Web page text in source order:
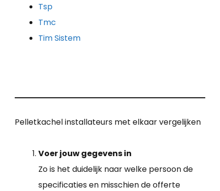
Tsp
Tmc
Tim Sistem
Pelletkachel installateurs met elkaar vergelijken
Voer jouw gegevens in
Zo is het duidelijk naar welke persoon de
specificaties en misschien de offerte